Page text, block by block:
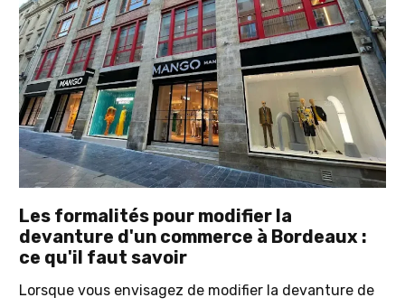
Les formalités pour modifier la
devanture d'un commerce à Bordeaux :
ce qu'il faut savoir
Lorsque vous envisagez de modifier la devanture de